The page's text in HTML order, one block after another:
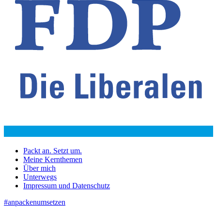
Packt an. Setzt um.
Meine Kernthemen
Über mich
Unterwegs
Impressum und Datenschutz
#anpackenumsetzen